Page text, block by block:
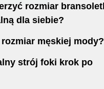
rozmiar
dla siebie?
męskiej mody?
strój foki krok po